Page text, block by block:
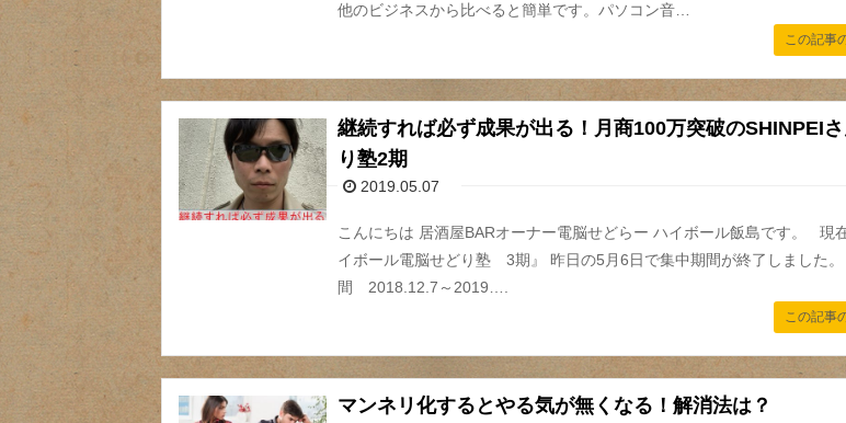
他のビジネスから比べると簡単です。パソコン音…
この記事
継続すれば必ず成果が出る！月商100万突破のSHINPEI
り塾2期
2019.05.07
こんにちは 居酒屋BARオーナー電脳せどらー ハイボール飯島です。 現
イボール電脳せどり塾 3期』 昨日の5月6日で集中期間が終了しました。
間 2018.12.7～2019….
この記事
マンネリ化するとやる気が無くなる！解消法は？